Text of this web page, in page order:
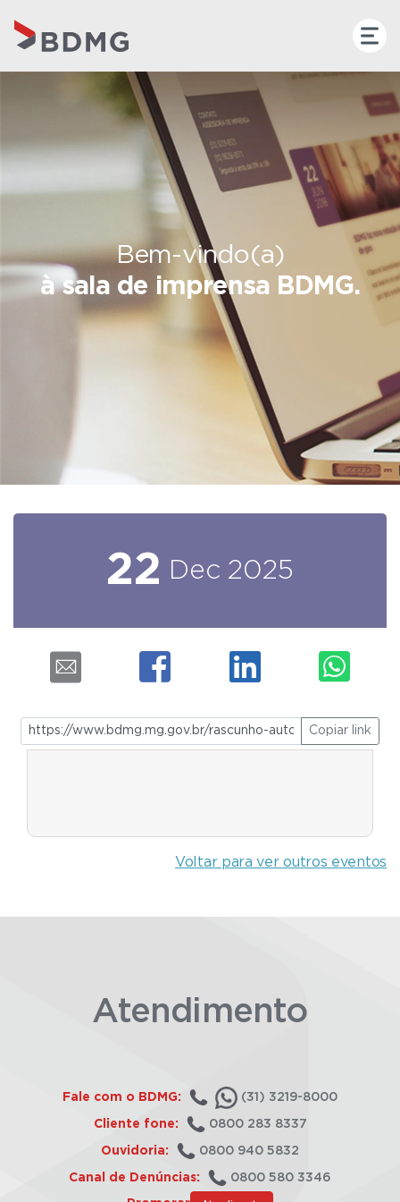
Bem-vindo(a)
à sala de imprensa BDMG.
22 Dec 2025
Copiar link
Voltar para ver outros eventos
Atendimento
Fale com o BDMG: (31) 3219-8000
Cliente fone: 0800 283 8337
Ouvidoria: 0800 940 5832
Canal de Denúncias: 0800 580 3346